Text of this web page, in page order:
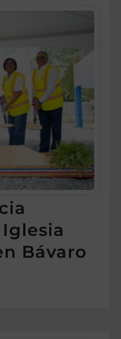
Bávaro